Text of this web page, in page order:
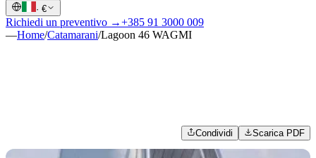
· €
Richiedi un preventivo →+385 91 3000 009
—Home/Catamarani/Lagoon 46 WAGMI
Condividi Scarica PDF